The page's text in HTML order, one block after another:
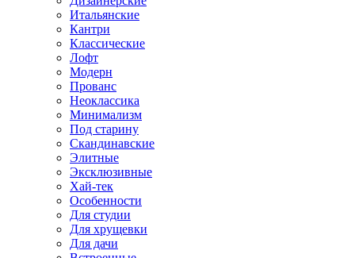
Итальянские
Кантри
Классические
Лофт
Модерн
Прованс
Неоклассика
Минимализм
Под старину
Скандинавские
Элитные
Эксклюзивные
Хай-тек
Особенности
Для студии
Для хрущевки
Для дачи